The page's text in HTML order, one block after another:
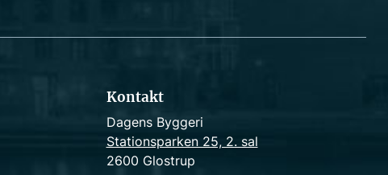
c
Kontakt
Dagens Byggeri
Stationsparken 25, 2. sal
2600 Glostrup